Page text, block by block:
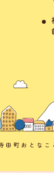
町おとなこ